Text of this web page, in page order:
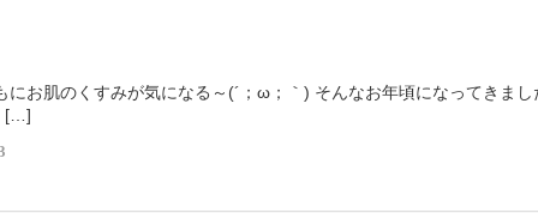
お肌のくすみが気になる～(´；ω；｀) そんなお年頃になってきまし
[…]